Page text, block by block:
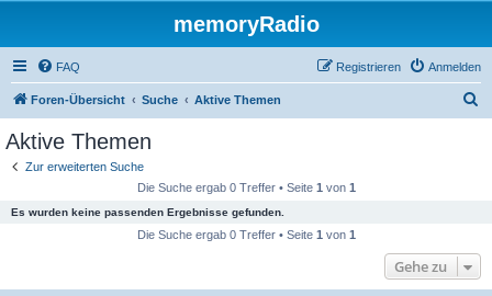
memoryRadio
FAQ Anmelden
Registrieren
Foren-Übersicht Suche Aktive Themen
Aktive Themen
Zur erweiterten Suche
Die Suche ergab 0 Treffer • Seite 1 von 1
Es wurden keine passenden Ergebnisse gefunden.
Die Suche ergab 0 Treffer • Seite 1 von 1
Gehe zu